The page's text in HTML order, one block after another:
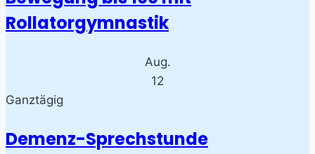
Rollatorgymnastik
Aug.
12
Ganztägig
Demenz-Sprechstunde